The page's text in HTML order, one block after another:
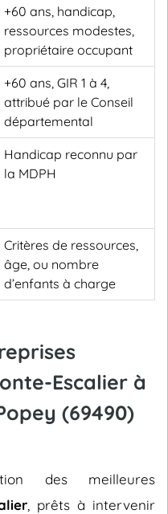
+60 ans, handicap,
ressources modestes,
propriétaire occupant
+60 ans, GIR 1 à 4,
attribué par le Conseil
départemental
Handicap reconnu par
la MDPH
Critères de ressources,
âge, ou nombre
d’enfants à charge
Escalier à
(69490)
des meilleures
, prêts à intervenir